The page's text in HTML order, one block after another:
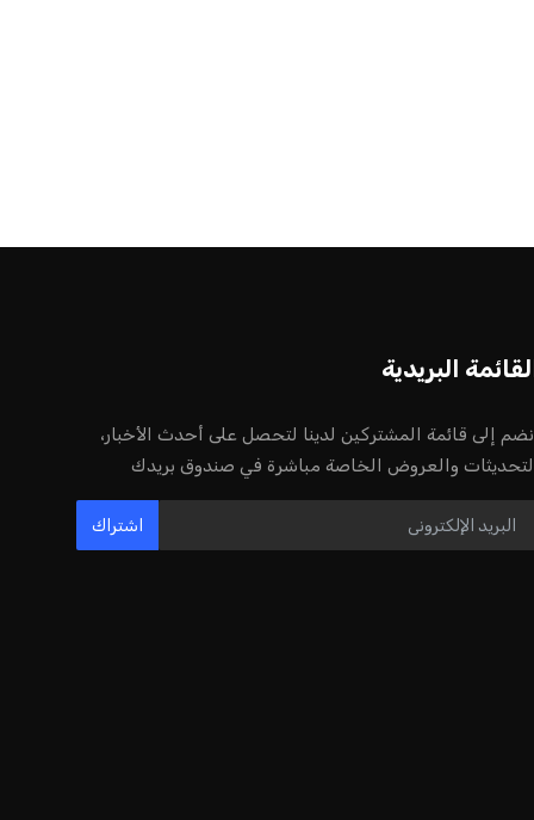
القائمة البريدية
انضم إلى قائمة المشتركين لدينا لتحصل على أحدث الأخبار،
التحديثات والعروض الخاصة مباشرة في صندوق بريدك
اشتراك